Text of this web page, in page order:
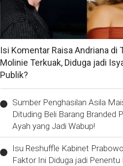
Isi Komentar Raisa Andriana di
Molinie Terkuak, Diduga jadi
Publik?
Sumber Penghasilan Asila
Dituding Beli Barang Branded
Ayah yang Jadi Wabup!
Isu Reshuffle Kabinet
Faktor Ini Diduga jadi Penentu